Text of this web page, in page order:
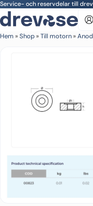
Skip to main content
Service- och reservdelar till
Hem »Shop »Till motorn »